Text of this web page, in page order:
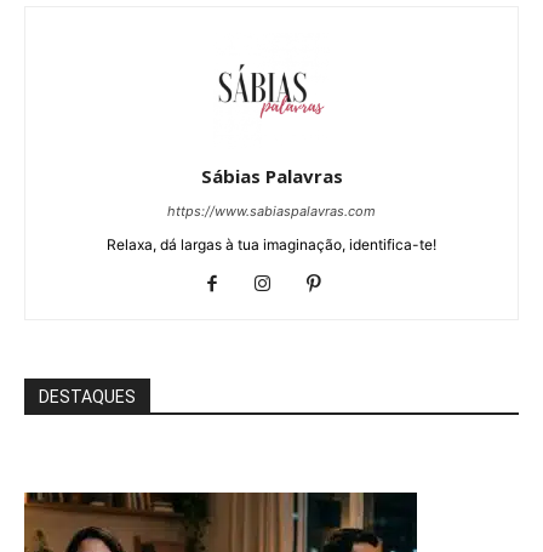
Sábias Palavras
https://www.sabiaspalavras.com
Relaxa, dá largas à tua imaginação, identifica-te!
DESTAQUES